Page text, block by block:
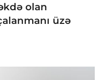
olan
üzə